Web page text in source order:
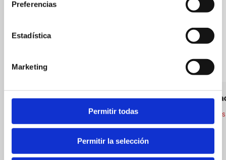
Preferencias
Estadística
Marketing
Permitir todas
Permitir la selección
Nou CO BI by Rafa Bon
Restaurantes